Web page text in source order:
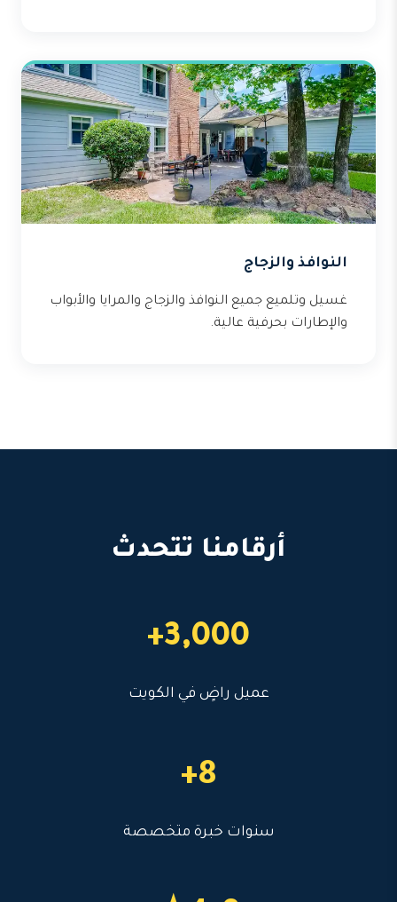
النوافذ والزجاج
غسيل وتلميع جميع النوافذ والزجاج والمرايا والأبواب
والإطارات بحرفية عالية.
أرقامنا تتحدث
3,000+
عميل راضٍ في الكويت
8+
سنوات خبرة متخصصة